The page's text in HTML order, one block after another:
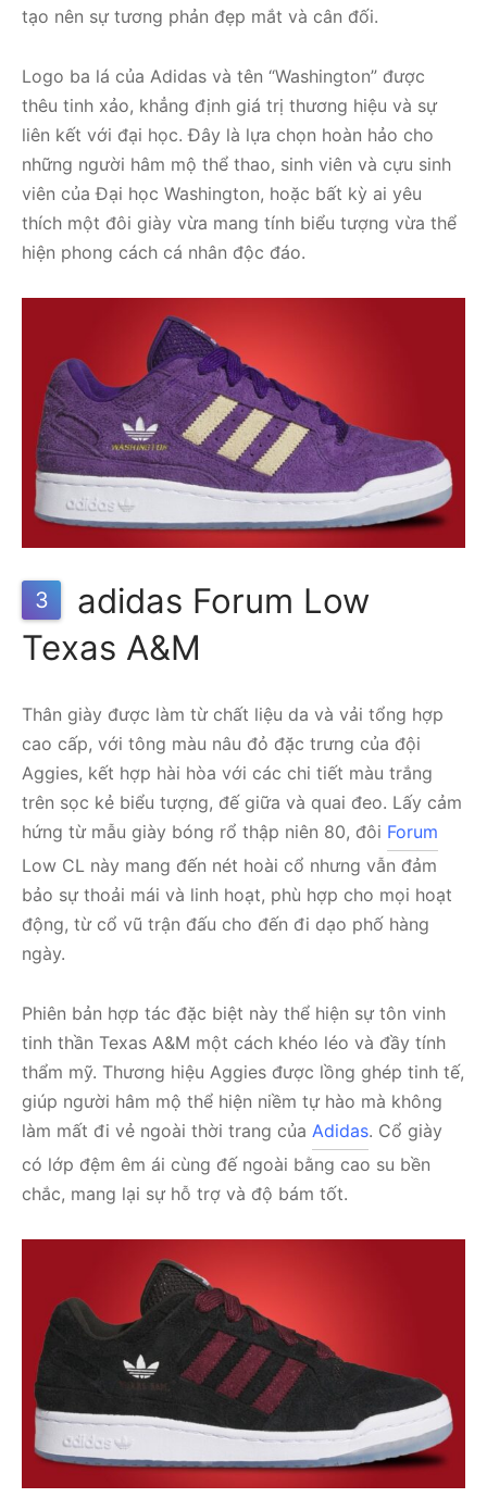
tạo nên sự tương phản đẹp mắt và cân đối.
Logo ba lá của Adidas và tên “Washington” được
thêu tinh xảo, khẳng định giá trị thương hiệu và sự
liên kết với đại học. Đây là lựa chọn hoàn hảo cho
những người hâm mộ thể thao, sinh viên và cựu sinh
viên của Đại học Washington, hoặc bất kỳ ai yêu
thích một đôi giày vừa mang tính biểu tượng vừa thể
hiện phong cách cá nhân độc đáo.
3
adidas Forum Low
Texas A&M
Thân giày được làm từ chất liệu da và vải tổng hợp
cao cấp, với tông màu nâu đỏ đặc trưng của đội
Aggies, kết hợp hài hòa với các chi tiết màu trắng
trên sọc kẻ biểu tượng, đế giữa và quai đeo. Lấy cảm
hứng từ mẫu giày bóng rổ thập niên 80, đôi Forum
Low CL này mang đến nét hoài cổ nhưng vẫn đảm
bảo sự thoải mái và linh hoạt, phù hợp cho mọi hoạt
động, từ cổ vũ trận đấu cho đến đi dạo phố hàng
ngày.
Phiên bản hợp tác đặc biệt này thể hiện sự tôn vinh
tinh thần Texas A&M một cách khéo léo và đầy tính
thẩm mỹ. Thương hiệu Aggies được lồng ghép tinh tế,
giúp người hâm mộ thể hiện niềm tự hào mà không
làm mất đi vẻ ngoài thời trang của Adidas. Cổ giày
có lớp đệm êm ái cùng đế ngoài bằng cao su bền
chắc, mang lại sự hỗ trợ và độ bám tốt.